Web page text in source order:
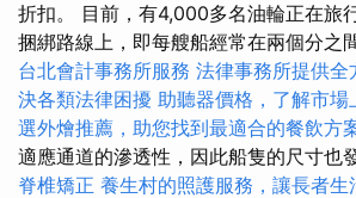
折扣。 目前，有4,000多名油輪正在旅
捆綁路線上，即每艘船經常在兩個分之
台北會計事務所服務 法律事務所提供
決各類法律困擾 助聽器價格，了解市場
選外燴推薦，助您找到最適合的餐飲方
適應通道的滲透性，因此船隻的尺寸也
脊椎矯正 養生村的照護服務，讓長者生